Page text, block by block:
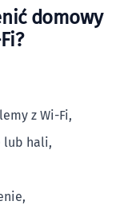
domowy
z Wi-Fi,
lub hali,